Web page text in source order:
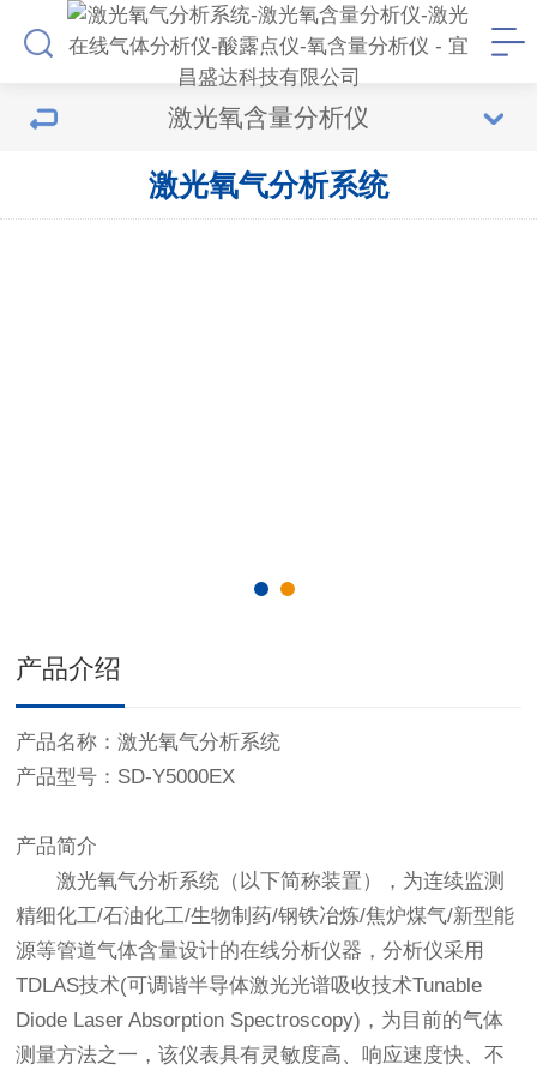
激光氧含量分析仪
激光氧气分析系统
产品介绍
产品名称：激光氧气分析系统
产品型号：SD-Y5000EX
产品简介
激光氧气分析系统 （以下简称装置），为连续监测
精细化工/石油化工/生物制药/钢铁冶炼/焦炉煤气/新型能
源等管道气体含量设计的在线分析仪器，分析仪采用
TDLAS技术(可调谐半导体激光光谱吸收技术Tunable
Diode Laser Absorption Spectroscopy)，为目前的气体
测量方法之一，该仪表具有灵敏度高、响应速度快、不